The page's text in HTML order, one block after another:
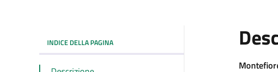
INDICE DELLA PAGINA